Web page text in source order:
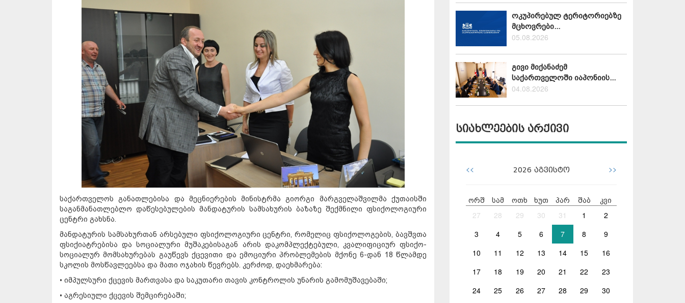
საქართველოს განათლებისა და მეცნიერების მინისტრმა გიორგი მარგველაშვილმა ქუთაისში
საგანმანათლებლო დაწესებულების მანდატურის სამსახურის ბაზაზე შექმნილი ფსიქოლოგიური
ცენტრი გახსნა.
მანდატურის სამსახურთან არსებული ფსიქოლოგიური ცენტრი, რომელიც ფსიქოლოგების, ბავშვთა
ფსიქიატრებისა და სოციალური მუშაკებისაგან არის დაკომპლექტებული, კვალიფიციურ ფსიქო-
სოციალურ მომსახურებას გაუწევს ქცევითი და ემოციური პრობლემების მქონე 6-დან 18 წლამდე
სკოლის მოსწავლეებსა და მათი ოჯახის წევრებს. კერძოდ, დაეხმარება:
• იმპულსური ქცევის მართვასა და საკუთარი თავის კონტროლის უნარის გამომუშავებაში;
• აგრესიული ქცევის შემცირებაში;
ოკუპირებულ ტერიტორიებზე
მცხოვრები...
05.08.2026
გივი მიქანაძემ
საქართველოში იაპონიის...
04.08.2026
სიახლეების არქივი
<< 2026 აგვისტო >>
ორშ სამ ოთხ ხუთ პარ შაბ კვი
27 28 29 30 31 1
2
3
4 5 6 7 8
9
10
11 12 13 14 15
16
17
18 19 20 21 22
23
24
25 26 27 28 29
30